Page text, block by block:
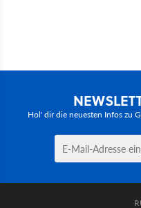
Hol' dir die neuesten Infos zu